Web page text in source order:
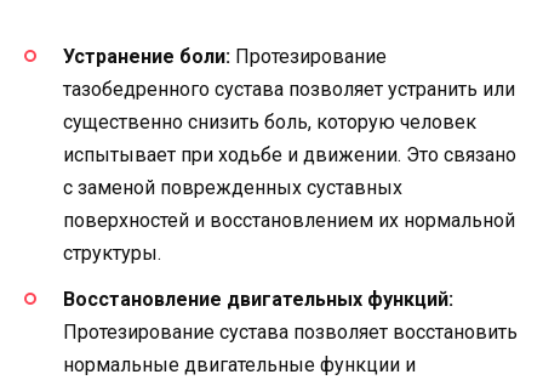
Устранение боли: Протезирование
тазобедренного сустава позволяет устранить или
существенно снизить боль, которую человек
испытывает при ходьбе и движении. Это связано
с заменой поврежденных суставных
поверхностей и восстановлением их нормальной
структуры.
Восстановление двигательных функций:
Протезирование сустава позволяет восстановить
нормальные двигательные функции и